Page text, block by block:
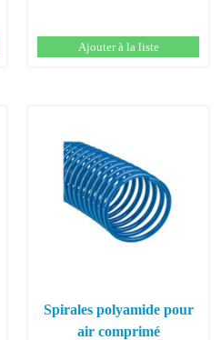
Ajouter à la liste
Spirales polyamide pour
air comprimé